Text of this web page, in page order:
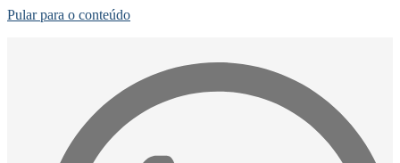
Pular para o conteúdo